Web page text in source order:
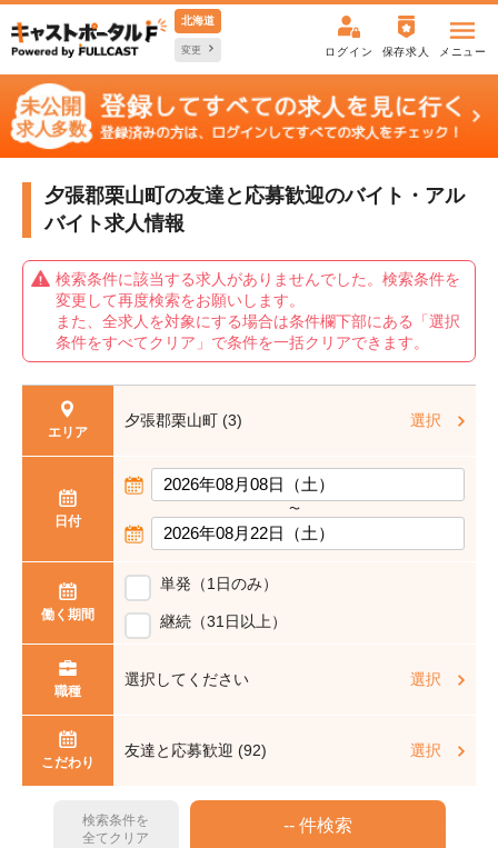
北海道
変更 ログイン 保存求人 メニュー
夕張郡栗山町の友達と応募歓迎のバイト・アル
バイト求人情報
検索条件に該当する求人がありませんでした。検索条件を
変更して再度検索をお願いします。
また、全求人を対象にする場合は条件欄下部にある「選択
条件をすべてクリア」で条件を一括クリアできます。
エリア
夕張郡栗山町 (3) 選択
日付
〜
働く期間
単発（1日のみ）
継続（31日以上）
職種
選択してください 選択
こだわり
友達と応募歓迎 (92) 選択
検索条件を
全てクリア